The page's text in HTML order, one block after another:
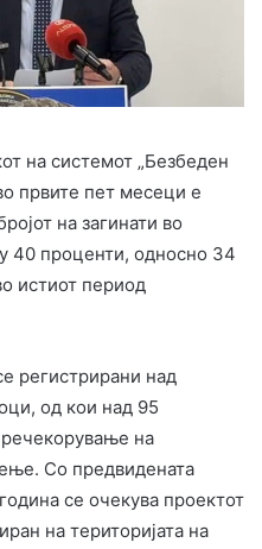
на системот „Безбеден
првите пет месеци е
на загинати во
40 проценти, односно 34
истиот период
регистрирани над
од кои над 95
на
Со предвидената
се очекува проектот
на територијата на